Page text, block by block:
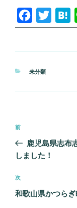
a
b
o
w
e
H
a
a
カ
未分類
投
ナ
ゲ
ー
過
去
の
稿
前
鹿児島県志布
しました！
次
の
次
和歌山県かつら